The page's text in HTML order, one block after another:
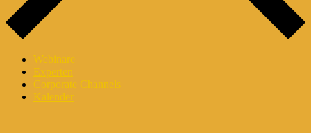
Webinare
Experten
Corporate Channels
Kalender